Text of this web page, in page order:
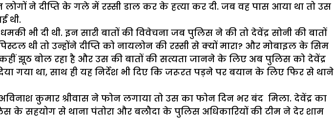
ने दीप्ति के गले में रस्सी डाल कर के हत्या कर दी. जब वह पास आया था तो उस
थी.
भी दी थी. इन सारी बातों की विवेचना जब पुलिस ने की तो देवेंद्र सोनी की बातों
थी तो उन्होंने दीप्ति को नायलोन की रस्सी से क्यों मारा? और मोबाइल के सिम
झूठ बोल रहा है और उस की बातों की सत्यता जानने के लिए अब पुलिस को देवेंद्र
गया था, साथ ही यह निर्देश भी दिए कि जरूरत पड़ने पर बयान के लिए फिर से थाने
कुमार श्रीवास ने फोन लगाया तो उस का फोन दिन भर बंद मिला. देवेंद्र का
सहयोग से थाना पंतोरा और बलौदा के पुलिस अधिकारियों की टीम ने देर शाम